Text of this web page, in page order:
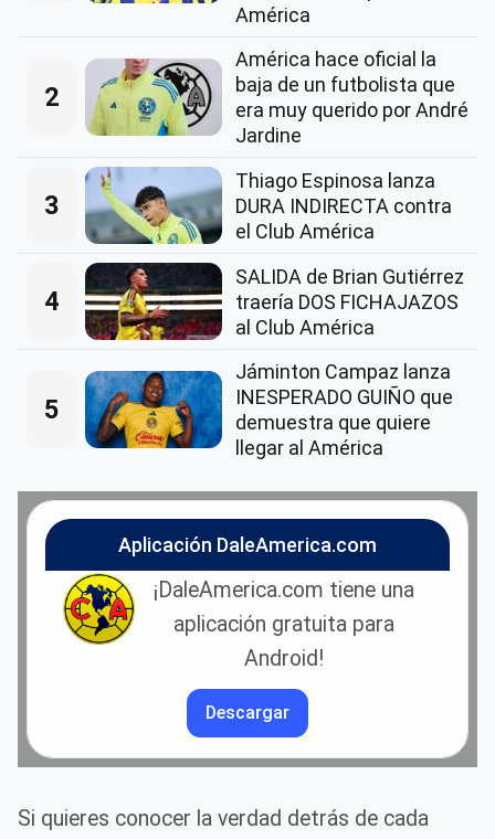
América
2
América hace oficial la
baja de un futbolista que
era muy querido por André
Jardine
3
Thiago Espinosa lanza
DURA INDIRECTA contra
el Club América
4
SALIDA de Brian Gutiérrez
traería DOS FICHAJAZOS
al Club América
5
Jáminton Campaz lanza
INESPERADO GUIÑO que
demuestra que quiere
llegar al América
Aplicación DaleAmerica.com
¡DaleAmerica.com tiene una
aplicación gratuita para
Android!
Descargar
Si quieres conocer la verdad detrás de cada